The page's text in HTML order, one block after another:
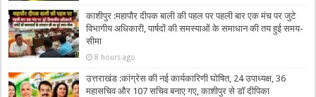
काशीपुर :महापौर दीपक बाली की पहल पर पहली बार एक मंच पर जुटे
विभागीय अधिकारी, पार्षदों की समस्याओं के समाधान की तय हुई समय-
सीमा
8 hours ago
उत्तराखंड :कांग्रेस की नई कार्यकारिणी घोषित, 24 उपाध्यक्ष, 36
महासचिव और 107 सचिव बनाए गए, काशीपुर से डॉ दीपिका